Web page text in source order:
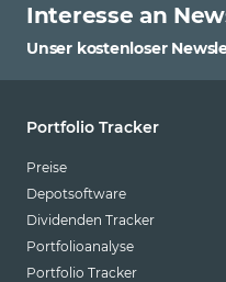
Wasserstoff
Windenergie
Lunate
Market Access
Nordea
nxtAssets
onemarkets
Interesse an
Unser kostenloser
Portfolio Tracker
Preise
Depotsoftware
Dividenden Tracker
Portfolioanalyse
Portfolio Tracker